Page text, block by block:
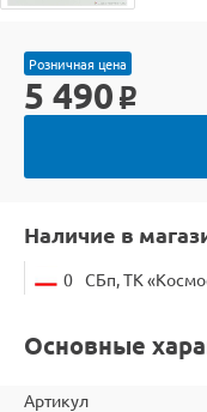
Розничная цена
5 490 o
Наличие в
0 СБп, ТК
Основные
Артикул